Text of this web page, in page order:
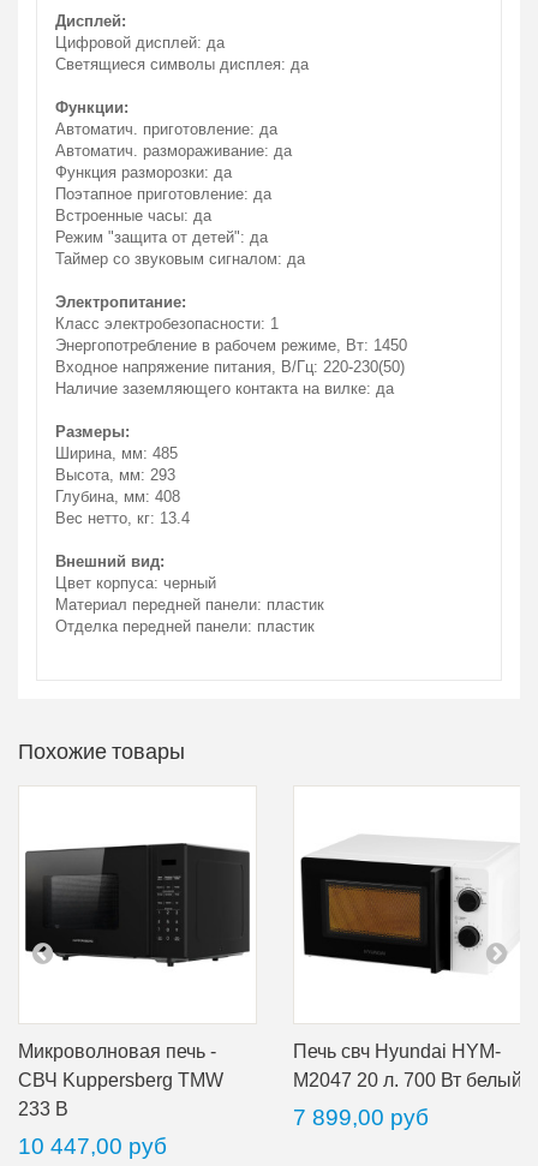
Дисплей:
Цифровой дисплей: да
Светящиеся символы дисплея: да
Функции:
Автоматич. приготовление: да
Автоматич. размораживание: да
Функция разморозки: да
Поэтапное приготовление: да
Встроенные часы: да
Режим "защита от детей": да
Таймер со звуковым сигналом: да
Электропитание:
Класс электробезопасности: 1
Энергопотребление в рабочем режиме, Вт: 1450
Входное напряжение питания, В/Гц: 220-230(50)
Наличие заземляющего контакта на вилке: да
Размеры:
Ширина, мм: 485
Высота, мм: 293
Глубина, мм: 408
Вес нетто, кг: 13.4
Внешний вид:
Цвет корпуса: черный
Материал передней панели: пластик
Отделка передней панели: пластик
Похожие товары
Микроволновая печь -
СВЧ Kuppersberg TMW
233 B
10 447,00 руб
Печь свч Hyundai HYM-
M2047 20 л. 700 Вт белый
7 899,00 руб